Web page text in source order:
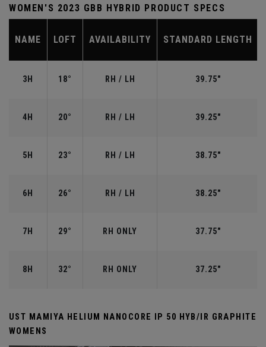
WOMEN'S 2023 GBB HYBRID PRODUCT SPECS
NAME LOFT AVAILABILITY STANDARD LENGTH
3H 18° RH / LH 39.75"
4H 20° RH / LH 39.25"
5H 23° RH / LH 38.75"
6H 26° RH / LH 38.25"
7H 29° RH ONLY 37.75"
8H 32° RH ONLY 37.25"
UST MAMIYA HELIUM NANOCORE IP 50 HYB/IR GRAPHITE
WOMENS